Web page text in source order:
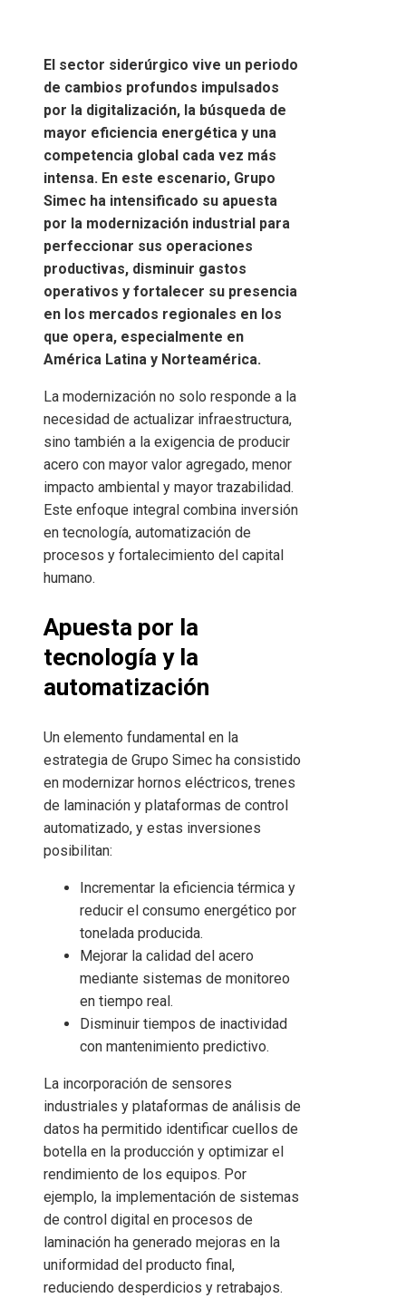
El sector siderúrgico vive un periodo
de cambios profundos impulsados
por la digitalización, la búsqueda de
mayor eficiencia energética y una
competencia global cada vez más
intensa. En este escenario, Grupo
Simec ha intensificado su apuesta
por la modernización industrial para
perfeccionar sus operaciones
productivas, disminuir gastos
operativos y fortalecer su presencia
en los mercados regionales en los
que opera, especialmente en
América Latina y Norteamérica.
La modernización no solo responde a la
necesidad de actualizar infraestructura,
sino también a la exigencia de producir
acero con mayor valor agregado, menor
impacto ambiental y mayor trazabilidad.
Este enfoque integral combina inversión
en tecnología, automatización de
procesos y fortalecimiento del capital
humano.
Apuesta por la
tecnología y la
automatización
Un elemento fundamental en la
estrategia de Grupo Simec ha consistido
en modernizar hornos eléctricos, trenes
de laminación y plataformas de control
automatizado, y estas inversiones
posibilitan:
Incrementar la eficiencia térmica y
reducir el consumo energético por
tonelada producida.
Mejorar la calidad del acero
mediante sistemas de monitoreo
en tiempo real.
Disminuir tiempos de inactividad
con mantenimiento predictivo.
La incorporación de sensores
industriales y plataformas de análisis de
datos ha permitido identificar cuellos de
botella en la producción y optimizar el
rendimiento de los equipos. Por
ejemplo, la implementación de sistemas
de control digital en procesos de
laminación ha generado mejoras en la
uniformidad del producto final,
reduciendo desperdicios y retrabajos.